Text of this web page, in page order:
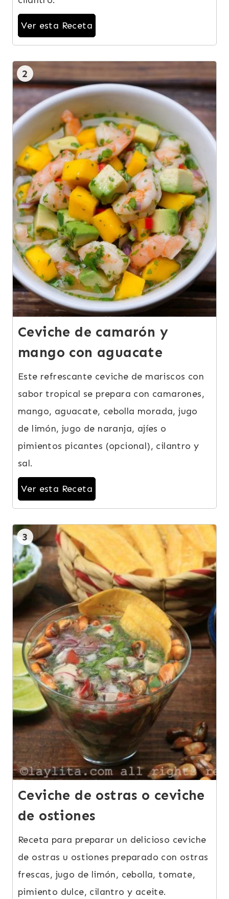
Ver esta Receta
2
Ceviche de camarón y
mango con aguacate
Este refrescante ceviche de mariscos con
sabor tropical se prepara con camarones,
mango, aguacate, cebolla morada, jugo
de limón, jugo de naranja, ajíes o
pimientos picantes (opcional), cilantro y
sal.
Ver esta Receta
3
Ceviche de ostras o ceviche
de ostiones
Receta para preparar un delicioso ceviche
de ostras u ostiones preparado con ostras
frescas, jugo de limón, cebolla, tomate,
pimiento dulce, cilantro y aceite.